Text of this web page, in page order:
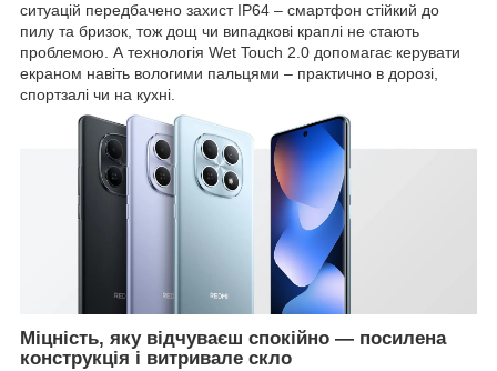
ситуацій передбачено захист IP64 – смартфон стійкий до
пилу та бризок, тож дощ чи випадкові краплі не стають
проблемою. А технологія Wet Touch 2.0 допомагає керувати
екраном навіть вологими пальцями – практично в дорозі,
спортзалі чи на кухні.
Міцність, яку відчуваєш спокійно — посилена
конструкція і витривале скло